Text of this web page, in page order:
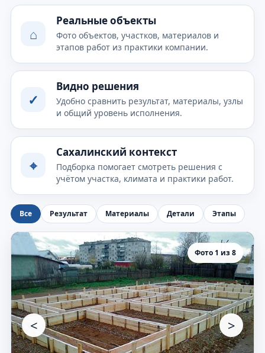
⌂
Реальные объекты
Фото объектов, участков, материалов и
этапов работ из практики компании.
✓
Видно решения
Удобно сравнить результат, материалы, узлы
и общий уровень исполнения.
⌖
Сахалинский контекст
Подборка помогает смотреть решения с
учётом участка, климата и практики работ.
Все Результат Материалы Детали Этапы
Фото 1 из 8
< >